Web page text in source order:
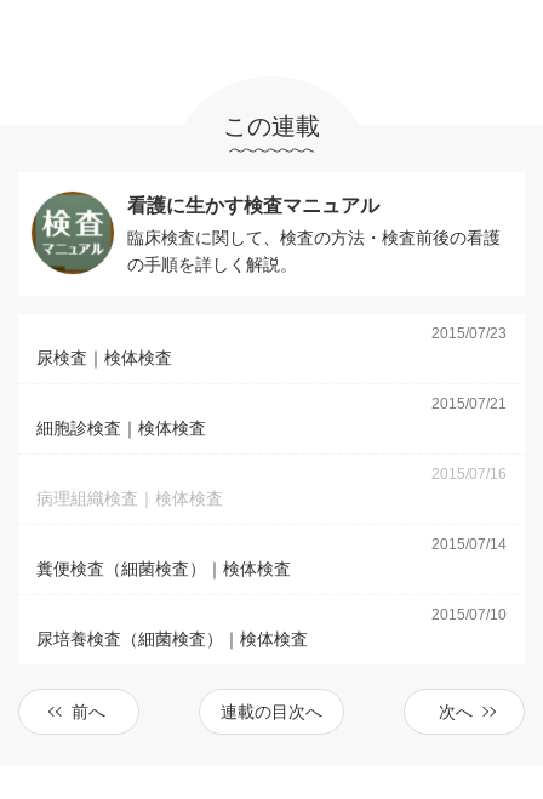
この連載
看護に生かす検査マニュアル
臨床検査に関して、検査の方法・検査前後の看護
の手順を詳しく解説。
2015/07/23
尿検査｜検体検査
2015/07/21
細胞診検査｜検体検査
2015/07/16
病理組織検査｜検体検査
2015/07/14
糞便検査（細菌検査）｜検体検査
2015/07/10
尿培養検査（細菌検査）｜検体検査
前へ 連載の目次へ 次へ